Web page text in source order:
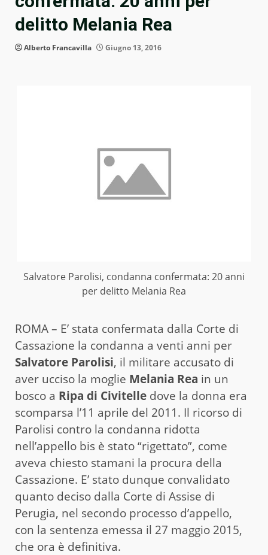
delitto Melania Rea
Alberto Francavilla Giugno 13, 2016
Salvatore Parolisi, condanna confermata: 20 anni
per delitto Melania Rea
ROMA – E’ stata confermata dalla Corte di
Cassazione la condanna a venti anni per
Salvatore Parolisi, il militare accusato di
aver ucciso la moglie Melania Rea in un
bosco a Ripa di Civitelle dove la donna era
scomparsa l’11 aprile del 2011. Il ricorso di
Parolisi contro la condanna ridotta
nell’appello bis è stato “rigettato”, come
aveva chiesto stamani la procura della
Cassazione. E’ stato dunque convalidato
quanto deciso dalla Corte di Assise di
Perugia, nel secondo processo d’appello,
con la sentenza emessa il 27 maggio 2015,
che ora è definitiva.